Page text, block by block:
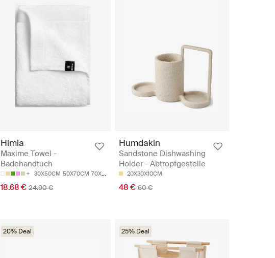
Himla
Maxime Towel -
Badehandtuch
30X50CM 50X70CM 70X140CM 100X150CM
18.68 € 24.90 €
Humdakin
Sandstone Dishwashing
Holder - Abtropfgestelle
20X30X10CM
48 € 60 €
20% Deal 25% Deal